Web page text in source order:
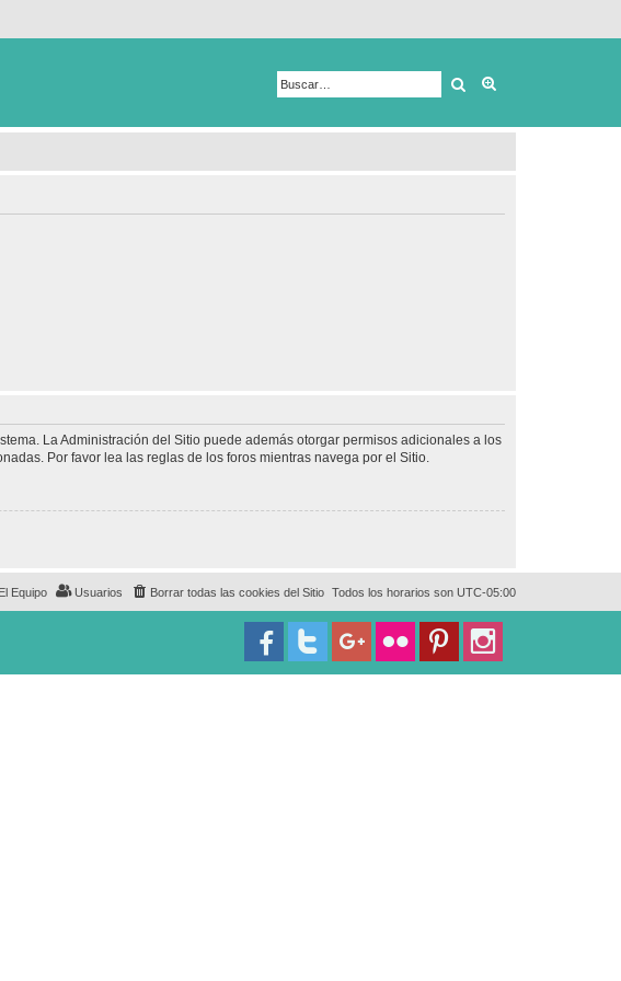
Buscar
La Administración del Sitio puede además otorgar permisos adicionales a los
Por favor lea las reglas de los foros mientras navega por el Sitio.
Todos los horarios son UTC-05:00
Borrar todas las cookies del Sitio
Usuarios
El Equipo